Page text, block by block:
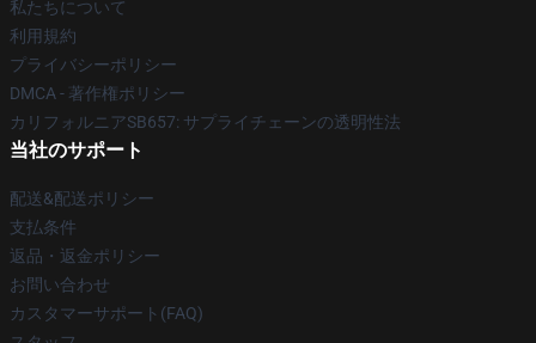
私たちについて
利用規約
プライバシーポリシー
DMCA - 著作権ポリシー
カリフォルニアSB657: サプライチェーンの透明性法
当社のサポート
配送&配送ポリシー
支払条件
返品・返金ポリシー
お問い合わせ
カスタマーサポート(FAQ)